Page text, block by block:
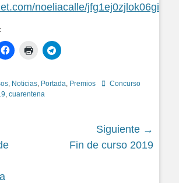
noeliacalle/jfg1ej0zjlok06gi
Noticias Portada Premios Etiquetas
Concurso
cuarentena
Siguiente →
Siguiente
Fin de curso 2019